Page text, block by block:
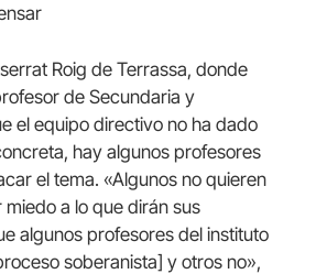
Roig de Terrassa, donde
de Secundaria y
el equipo directivo no ha dado
hay algunos profesores
el tema. «Algunos no quieren
a lo que dirán sus
algunos profesores del instituto
soberanista] y otros no»,